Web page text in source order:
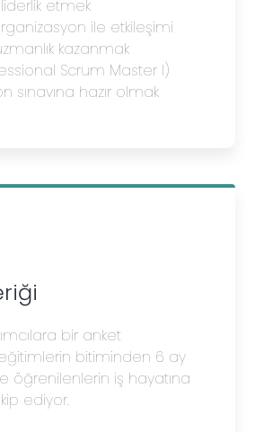
etmek
ile etkileşimi
kazanmak
Scrum Master I)
sınavına hazır olmak
bir anket
bitiminden 6 ay
öğrenilenlerin iş hayatına
ediyor.